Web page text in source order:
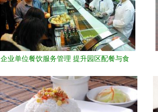
企业单位餐饮服务管理 提升园区配餐与食